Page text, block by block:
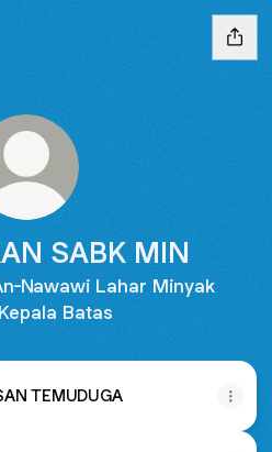
SABK MIN
Nawawi Lahar Minyak
Batas
TEMUDUGA